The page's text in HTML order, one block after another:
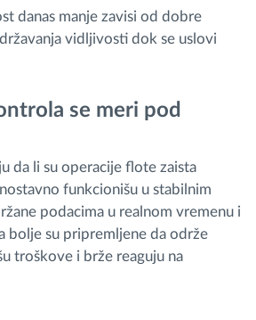
danas manje zavisi od dobre
vidljivosti dok se uslovi
se meri pod
da li su operacije flote zaista
funkcionišu u stabilnim
podacima u realnom vremenu i
bolje su pripremljene da održe
troškove i brže reaguju na